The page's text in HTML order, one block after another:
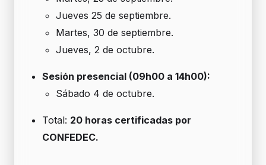
Jueves 25 de septiembre.
Martes, 30 de septiembre.
Jueves, 2 de octubre.
Sesión presencial (09h00 a 14h00):
Sábado 4 de octubre.
Total: 20 horas certificadas por
CONFEDEC.